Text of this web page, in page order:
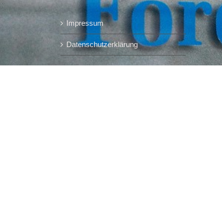
Impressum
Datenschutzerklärung